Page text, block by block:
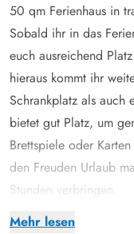
Mehr lesen
50 qm Ferienhaus in
Sobald ihr in das
euch ausreichend
hieraus kommt ihr
Schrankplatz als auch
bietet gut Platz, um
Brettspiele oder
den Freuden Urlaub
Stunden verbringen.
Die hellen Fußböden